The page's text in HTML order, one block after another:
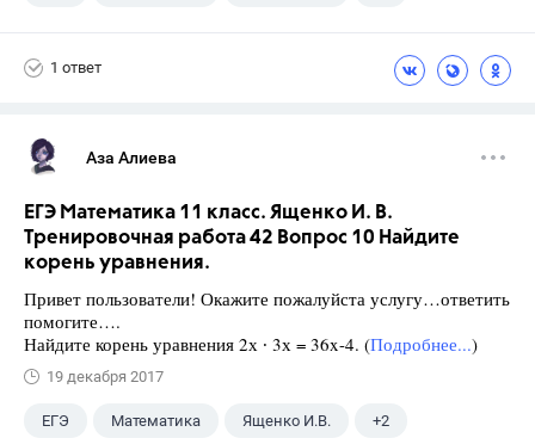
1 ответ
Аза Алиева
ЕГЭ Математика 11 класс. Ященко И. В.
Тренировочная работа 42 Вопрос 10 Найдите
корень уравнения.
Привет пользователи! Окажите пожалуйста услугу…ответить
помогите….
Найдите корень уравнения 2х ∙ 3х = 36x-4. (Подробнее...)
19 декабря 2017
ЕГЭ Математика Ященко И.В. +2